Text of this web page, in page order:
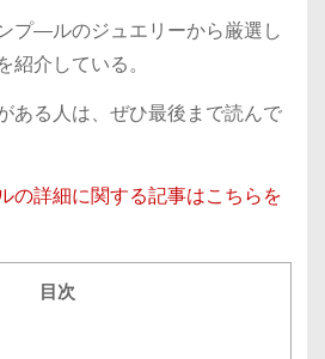
プ―ルのジュエリーから厳選し
介している。
ある人は、ぜひ最後まで読んで
の詳細に関する記事はこちらを
目次